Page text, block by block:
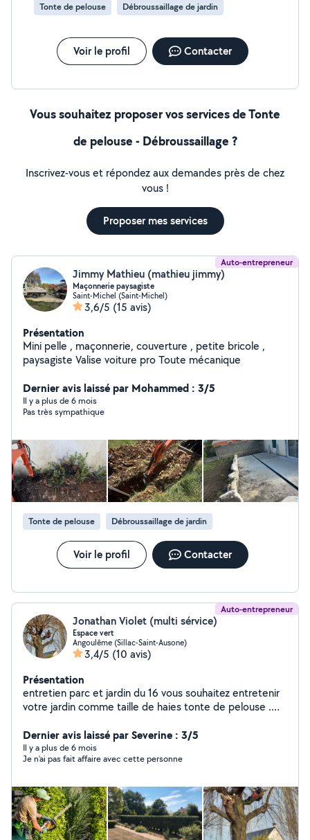
Tonte de pelouse
Débroussaillage de jardin
Voir le profil Contacter
Vous souhaitez proposer vos services de Tonte
de pelouse - Débroussaillage ?
Inscrivez-vous et répondez aux demandes près de chez
vous !
Proposer mes services
Auto-entrepreneur
Jimmy Mathieu (mathieu jimmy)
Maçonnerie paysagiste
Saint-Michel (Saint-Michel)
3,6/5 (15 avis)
Présentation
Mini pelle , maçonnerie, couverture , petite bricole ,
paysagiste Valise voiture pro Toute mécanique
Dernier avis laissé par Mohammed : 3/5
Il y a plus de 6 mois
Pas très sympathique
Tonte de pelouse Débroussaillage de jardin
Voir le profil Contacter
Auto-entrepreneur
Jonathan Violet (multi sérvice)
Espace vert
Angoulême (Sillac-Saint-Ausone)
3,4/5 (10 avis)
Présentation
entretien parc et jardin du 16 vous souhaitez entretenir
votre jardin comme taille de haies tonte de pelouse .
autre travaux appelé mois je me déplace gratuitement
avec ou sans devis merci
Dernier avis laissé par Severine : 3/5
Il y a plus de 6 mois
Je n’ai pas fait affaire avec cette personne